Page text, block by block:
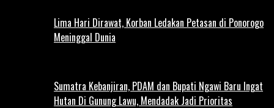
Lima Hari Dirawat, Korban Ledakan Petasan di Ponorogo
Meninggal Dunia
Sumatra Kebanjiran, PDAM dan Bupati Ngawi Baru Ingat
Hutan Di Gunung Lawu, Mendadak Jadi Prioritas